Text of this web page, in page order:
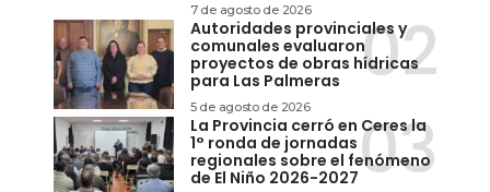
7 de agosto de 2026
Autoridades provinciales y
comunales evaluaron
proyectos de obras hídricas
para Las Palmeras
5 de agosto de 2026
La Provincia cerró en Ceres la
1° ronda de jornadas
regionales sobre el fenómeno
de El Niño 2026-2027